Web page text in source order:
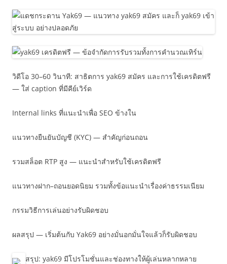
วิดีโอ 30–60 วินาที: สาธิตการ yak69 สมัคร และการใช้เครดิตฟรี
— ใส่ caption ที่มีคีย์เวิร์ด
Internal links ที่แนะนำเพื่อ SEO ข้างใน
แนวทางยืนยันบัญชี (KYC) — สำคัญก่อนถอน
รวมสล็อต RTP สูง — แนะนำสำหรับใช้เครดิตฟรี
แนวทางฝาก–ถอนยอดนิยม รวมทั้งข้อแนะนำเรื่องค่าธรรมเนียม
กรรมวิธีการเล่นอย่างรับผิดชอบ
ผลสรุป — เริ่มต้นกับ Yak69 อย่างมั่นอกมั่นใจแล้วก็รับผิดชอบ
สรุป: yak69 มีโปรโมชั่นและช่องทางให้ผู้เล่นหลากหลาย